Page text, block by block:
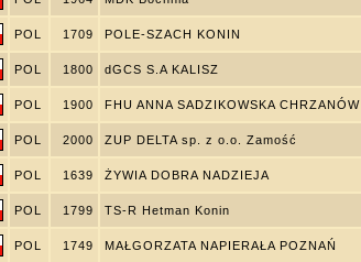
POL 1709 POLE-SZACH KONIN
POL 1800 dGCS S.A KALISZ
POL 1900 FHU ANNA SADZIKOWSKA CHRZANÓW
POL 2000 ZUP DELTA sp. z o.o. Zamość
POL 1639 ŻYWIA DOBRA NADZIEJA
POL 1799 TS-R Hetman Konin
POL 1749 MAŁGORZATA NAPIERAŁA POZNAŃ